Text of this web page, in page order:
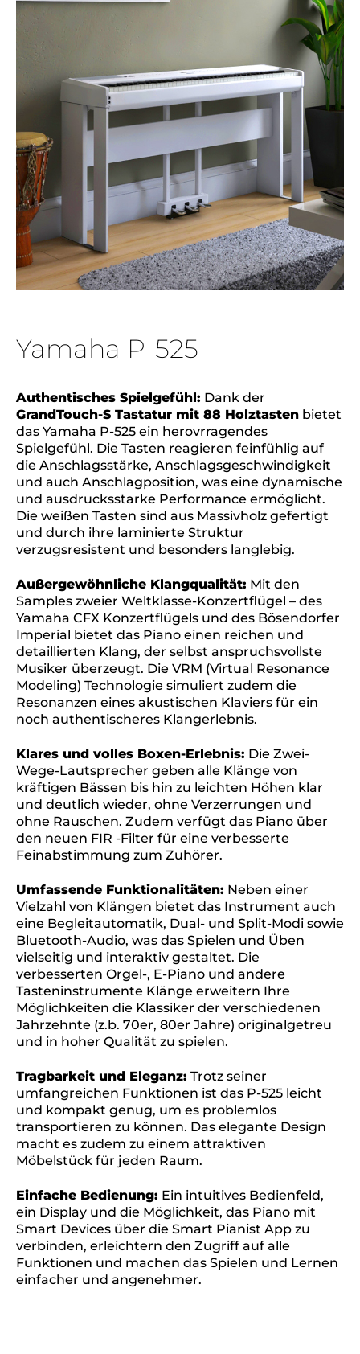
Yamaha P-525
Authentisches Spielgefühl: Dank der
GrandTouch-S Tastatur mit 88 Holztasten bietet
das Yamaha P-525 ein herovrragendes
Spielgefühl. Die Tasten reagieren feinfühlig auf
die Anschlagsstärke, Anschlagsgeschwindigkeit
und auch Anschlagposition, was eine dynamische
und ausdrucksstarke Performance ermöglicht.
Die weißen Tasten sind aus Massivholz gefertigt
und durch ihre laminierte Struktur
verzugsresistent und besonders langlebig.
Außergewöhnliche Klangqualität: Mit den
Samples zweier Weltklasse-Konzertflügel – des
Yamaha CFX Konzertflügels und des Bösendorfer
Imperial bietet das Piano einen reichen und
detaillierten Klang, der selbst anspruchsvollste
Musiker überzeugt. Die VRM (Virtual Resonance
Modeling) Technologie simuliert zudem die
Resonanzen eines akustischen Klaviers für ein
noch authentischeres Klangerlebnis.
Klares und volles Boxen-Erlebnis: Die Zwei-
Wege-Lautsprecher geben alle Klänge von
kräftigen Bässen bis hin zu leichten Höhen klar
und deutlich wieder, ohne Verzerrungen und
ohne Rauschen. Zudem verfügt das Piano über
den neuen FIR -Filter für eine verbesserte
Feinabstimmung zum Zuhörer.
Umfassende Funktionalitäten: Neben einer
Vielzahl von Klängen bietet das Instrument auch
eine Begleitautomatik, Dual- und Split-Modi sowie
Bluetooth-Audio, was das Spielen und Üben
vielseitig und interaktiv gestaltet. Die
verbesserten Orgel-, E-Piano und andere
Tasteninstrumente Klänge erweitern Ihre
Möglichkeiten die Klassiker der verschiedenen
Jahrzehnte (z.b. 70er, 80er Jahre) originalgetreu
und in hoher Qualität zu spielen.
Tragbarkeit und Eleganz: Trotz seiner
umfangreichen Funktionen ist das P-525 leicht
und kompakt genug, um es problemlos
transportieren zu können. Das elegante Design
macht es zudem zu einem attraktiven
Möbelstück für jeden Raum.
Einfache Bedienung: Ein intuitives Bedienfeld,
ein Display und die Möglichkeit, das Piano mit
Smart Devices über die Smart Pianist App zu
verbinden, erleichtern den Zugriff auf alle
Funktionen und machen das Spielen und Lernen
einfacher und angenehmer.